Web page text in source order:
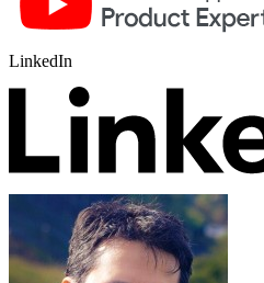
LinkedIn